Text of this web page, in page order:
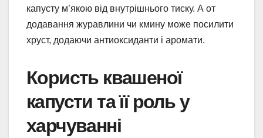
капусту м’якою від внутрішнього тиску. А от
додавання журавлини чи кмину може посилити
хруст, додаючи антиоксиданти і аромати.
Користь квашеної
капусти та її роль у
харчуванні